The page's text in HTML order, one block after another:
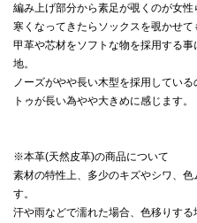
編み上げ部分から素足が覗くのが女性
寒くなってきたらソックスを覗かせて
甲革や芯材をソフトな物を採用する
地。
ノーズがやや長い木型を採用してい
トゥが長い為やや大きめに感じます。
※本革(天然皮革)の商品について
素材の特性上、多少のキズやシワ、
す。
汗や雨などで濡れた場合、色移りす